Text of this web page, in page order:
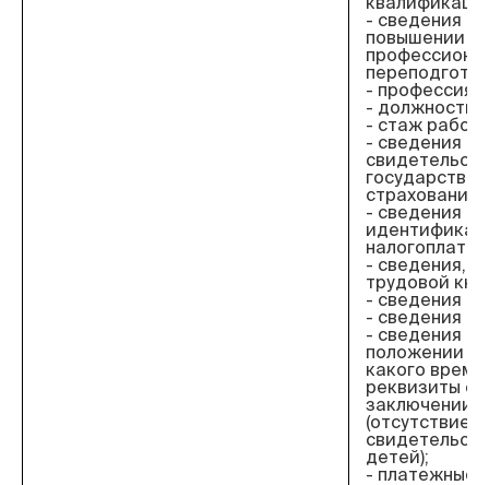
- сведения
повышении
- профессия;
- должность;
- стаж
- сведения о
страхования;
- сведения об
- сведения,
трудовой
- сведения
- сведения о
- сведения о
положении
какого
реквизиты
заключении
(отсутствие)
детей);
- платежные